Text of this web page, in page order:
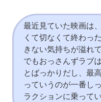
最近見ていた映画は
くて切なくて終わっ
きない気持ちが溢れ
でもおっさんずラブ
とばっかりだし、最
っていうのが一番し
ラクションに乗って